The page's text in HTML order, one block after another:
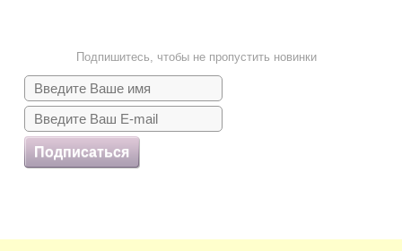
Подпишитесь, чтобы не пропустить новинки
Подписаться